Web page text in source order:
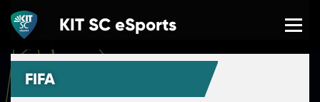
NEWS
KIT SCeSports
FIFA
FIFA